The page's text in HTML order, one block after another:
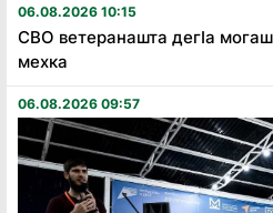
06.08.2026 10:15
СВО ветеранашта дегӏа
мехка
06.08.2026 09:57